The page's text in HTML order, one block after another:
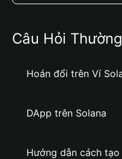
Câu Hỏi
Hoán đổi trên Ví
DApp trên Solana
Hướng dẫn cách